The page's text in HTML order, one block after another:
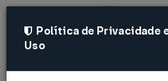
Política de Privacidade
Uso